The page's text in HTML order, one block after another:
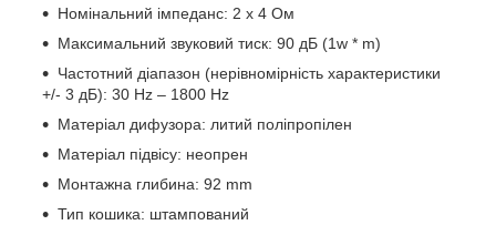
Номінальний імпеданс: 2 х 4 Ом
Максимальний звуковий тиск: 90 дБ (1w * m)
Частотний діапазон (нерівномірність характеристики
+/- 3 дБ): 30 Hz – 1800 Hz
Матеріал дифузора: литий поліпропілен
Матеріал підвісу: неопрен
Монтажна глибина: 92 mm
Тип кошика: штампований